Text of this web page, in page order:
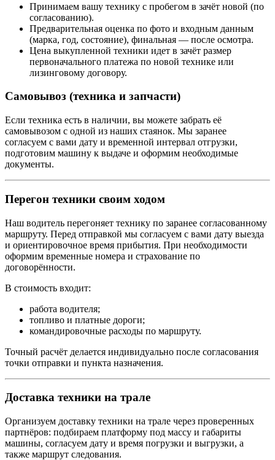
Принимаем вашу технику с пробегом в зачёт новой (по
согласованию).
Предварительная оценка по фото и входным данным
(марка, год, состояние), финальная — после осмотра.
Цена выкупленной техники идет в зачёт размер
первоначального платежа по новой технике или
лизинговому договору.
Самовывоз (техника и запчасти)
Если техника есть в наличии, вы можете забрать её
самовывозом с одной из наших стаянок. Мы заранее
согласуем с вами дату и временной интервал отгрузки,
подготовим машину к выдаче и оформим необходимые
документы.
Перегон техники своим ходом
Наш водитель перегоняет технику по заранее согласованному
маршруту. Перед отправкой мы согласуем с вами дату выезда
и ориентировочное время прибытия. При необходимости
оформим временные номера и страхование по
договорённости.
В стоимость входит:
работа водителя;
топливо и платные дороги;
командировочные расходы по маршруту.
Точный расчёт делается индивидуально после согласования
точки отправки и пункта назначения.
Доставка техники на трале
Организуем доставку техники на трале через проверенных
партнёров: подбираем платформу под массу и габариты
машины, согласуем дату и время погрузки и выгрузки, а
также маршрут следования.